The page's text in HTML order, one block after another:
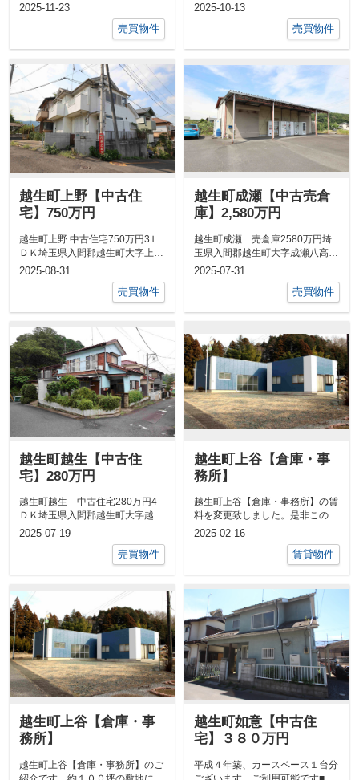
生東 中古アパート1750万円埼
2025-11-23
売買物件
生」駅 徒歩4分現況更地です...
2025-10-13
売買物件
越生町上野【中古住
宅】750万円
越生町上野 中古住宅750万円3Ｌ
ＤＫ埼玉県入間郡越生町大字上野
東武越生線「武州唐沢」駅 ...
2025-08-31
売買物件
越生町成瀬【中古売倉
庫】2,580万円
越生町成瀬 売倉庫2580万円埼
玉県入間郡越生町大字成瀬八高線
「越生」駅 徒歩29分建物は...
2025-07-31
売買物件
越生町越生【中古住
宅】280万円
越生町越生 中古住宅280万円4
ＤＫ埼玉県入間郡越生町大字越生
八高線「越生」駅 徒歩10分...
2025-07-19
売買物件
越生町上谷【倉庫・事
務所】
越生町上谷【倉庫・事務所】の賃
料を変更致しました。是非この機
会にご検討いただけないでしょう
2025-02-16
賃貸物件
越生町上谷【倉庫・事
務所】
越生町上谷【倉庫・事務所】のご
越生町如意【中古住
宅】３８０万円
平成４年築、カースペース１台分